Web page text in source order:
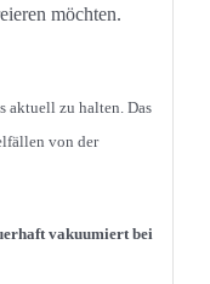
möchten.
aktuell zu halten. Das
von der
vakuumiert bei